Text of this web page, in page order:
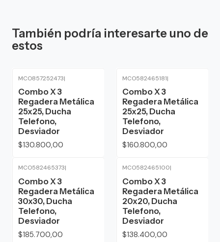
También podría interesarte uno de
estos
MCO857252473|
Combo X 3
Regadera Metálica
25x25, Ducha
Telefono,
Desviador
$130.800,00
MCO582465181|
Combo X 3
Regadera Metálica
25x25, Ducha
Telefono,
Desviador
$160.800,00
MCO582465373|
Combo X 3
Regadera Metálica
30x30, Ducha
Telefono,
Desviador
$185.700,00
MCO582465100|
Combo X 3
Regadera Metálica
20x20, Ducha
Telefono,
Desviador
$138.400,00